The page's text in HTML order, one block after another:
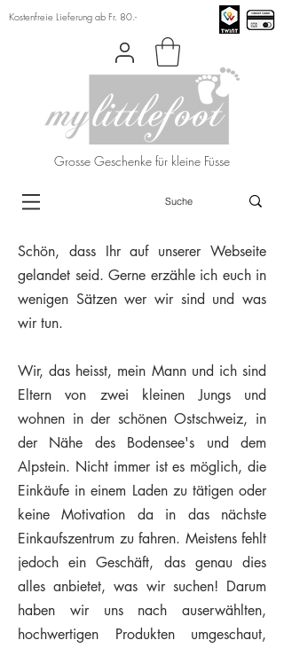
Kostenfreie Lieferung ab Fr. 80.-
Grosse Geschenke für kleine Füsse
Schön, dass Ihr auf unserer Webseite
gelandet seid. Gerne erzähle ich euch in
wenigen Sätzen wer wir sind und was
wir tun.
Wir, das heisst, mein Mann und ich sind
Eltern von zwei kleinen Jungs und
wohnen in der schönen Ostschweiz, in
der Nähe des Bodensee's und dem
Alpstein. Nicht immer ist es möglich, die
Einkäufe in einem Laden zu tätigen oder
keine Motivation da in das nächste
Einkaufszentrum zu fahren. Meistens fehlt
jedoch ein Geschäft, das genau dies
alles anbietet, was wir suchen! Darum
haben wir uns nach auserwählten,
hochwertigen Produkten umgeschaut,